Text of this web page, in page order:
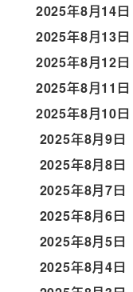
2025年8月14日
2025年8月13日
2025年8月12日
2025年8月11日
2025年8月10日
2025年8月9日
2025年8月8日
2025年8月7日
2025年8月6日
2025年8月5日
2025年8月4日